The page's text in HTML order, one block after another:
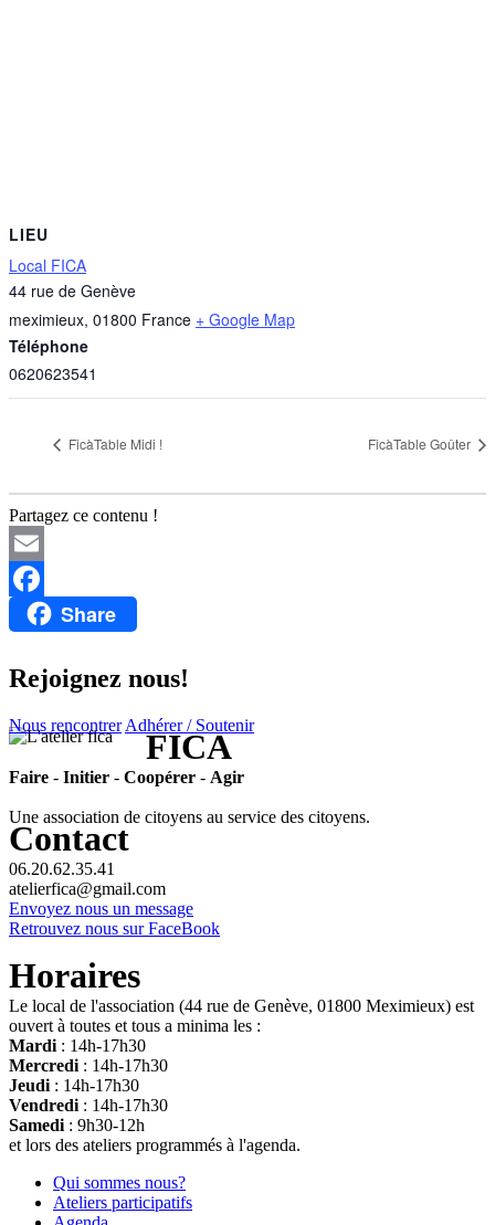
LIEU
Local FICA
44 rue de Genève
meximieux, 01800 France + Google Map
Téléphone
0620623541
FicàTable Midi ! FicàTable Goûter
Partagez ce contenu !
Email
FacebookShare
Rejoignez nous!
Nous rencontrer Adhérer / Soutenir
FICA
Faire - Initier - Coopérer - Agir
Une association de citoyens au service des citoyens.
Contact
06.20.62.35.41
atelierfica@gmail.com
Envoyez nous un message
Retrouvez nous sur FaceBook
Horaires
Le local de l'association (44 rue de Genève, 01800 Meximieux) est
ouvert à toutes et tous a minima les :
Mardi : 14h-17h30
Mercredi : 14h-17h30
Jeudi : 14h-17h30
Vendredi : 14h-17h30
Samedi : 9h30-12h
et lors des ateliers programmés à l'agenda.
Qui sommes nous?
Ateliers participatifs